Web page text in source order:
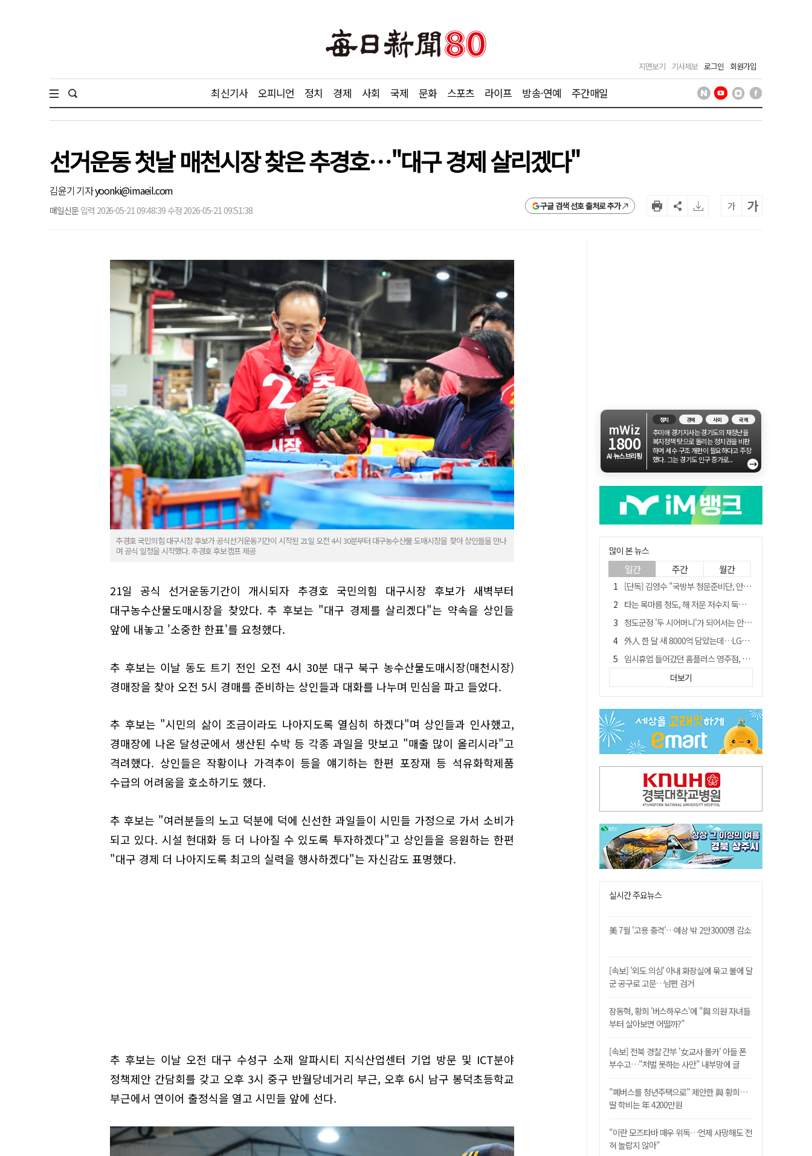
지면보기 기사제보 로그인 회원가입
최신기사 오피니언 정치 경제 사회 국제 문화 스포츠 라이프 방송·연예 주간매일
선거운동 첫날 매천시장 찾은 추경호…"대구 경제 살리겠다"
김윤기 기자yoonki@imaeil.com
매일신문 입력 2026-05-21 09:48:39 수정 2026-05-21 09:51:38 구글 검색 선호 출처로 추가 가 가
추경호 국민의힘 대구시장 후보가 공식선거운동기간이 시작된 21일 오전 4시 30분부터 대구농수산물 도매시장을 찾아 상인들을 만나
며 공식 일정을 시작했다. 추경호 후보캠프 제공
21일 공식 선거운동기간이 개시되자 추경호 국민의힘 대구시장 후보가 새벽부터
대구농수산물도매시장을 찾았다. 추 후보는 "대구 경제를 살리겠다"는 약속을 상인들
앞에 내놓고 '소중한 한표'를 요청했다.
추 후보는 이날 동도 트기 전인 오전 4시 30분 대구 북구 농수산물도매시장(매천시장)
경매장을 찾아 오전 5시 경매를 준비하는 상인들과 대화를 나누며 민심을 파고 들었다.
추 후보는 "시민의 삶이 조금이라도 나아지도록 열심히 하겠다"며 상인들과 인사했고,
경매장에 나온 달성군에서 생산된 수박 등 각종 과일을 맛보고 "매출 많이 올리시라"고
격려했다. 상인들은 작황이나 가격추이 등을 얘기하는 한편 포장재 등 석유화학제품
수급의 어려움을 호소하기도 했다.
추 후보는 "여러분들의 노고 덕분에 덕에 신선한 과일들이 시민들 가정으로 가서 소비가
되고 있다. 시설 현대화 등 더 나아질 수 있도록 투자하겠다"고 상인들을 응원하는 한편
"대구 경제 더 나아지도록 최고의 실력을 행사하겠다"는 자신감도 표명했다.
추 후보는 이날 오전 대구 수성구 소재 알파시티 지식산업센터 기업 방문 및 ICT분야
정책제안 간담회를 갖고 오후 3시 중구 반월당네거리 부근, 오후 6시 남구 봉덕초등학교
부근에서 연이어 출정식을 열고 시민들 앞에 선다.
mWiz
1800
AI 뉴스브리핑
정치 경제 사회 국제
추미애 경기지사는 경기도의 재정난을
복지정책 탓으로 돌리는 정치권을 비판
하며 세수 구조 개편이 필요하다고 주장
했다. 그는 경기도 인구 증가로...
→
많이 본 뉴스
일간 주간 월간
[단독] 김영수 "국방부 청문준비단, 안규백 탈영 알고있었다"
타는 목마름 청도, 해 저문 저수지 둑에 군수가 서 있었다
청도군정 '두 시어머니'가 되어서는 안된다
外人 한 달 새 8000억 담았는데…LG이노텍 목표주가는 왜 엇갈릴까
임시휴업 들어갔던 홈플러스 영주점, 7일 영업 재개…지하 1층만 운영
"폐기 버스 개조해 청년주택" 與 황희…'딸 학비는 年 4200만원'
SK하이닉스, 주당 375원 분기 배당 공시…"3분기 중 주주환원 방안 확정"
이의준 전 경북도 새마을봉사과장, 제28대 울릉군 부군수 취임
"상법개정해도 주주가 '봉'"…하이닉스 솔리다임 상장설에 술렁[개미와글와글]
더보기
실시간 주요뉴스
美 7월 '고용 충격'…예상 밖 2만3000명 감소
[속보] '외도 의심' 아내 화장실에 묶고 불에 달
군 공구로 고문…남편 검거
장동혁, 황희 '버스하우스'에 "與 의원 자녀들
부터 살아보면 어떨까?"
[속보] 전북 경찰 간부 '女교사 몰카' 아들 폰
부수고…"처벌 못하는 사안" 내부망에 글
"폐버스를 청년주택으로" 제안한 與 황희…
딸 학비는 年 4200만원
"이란 모즈타바 매우 위독…언제 사망해도 전
혀 놀랍지 않아"